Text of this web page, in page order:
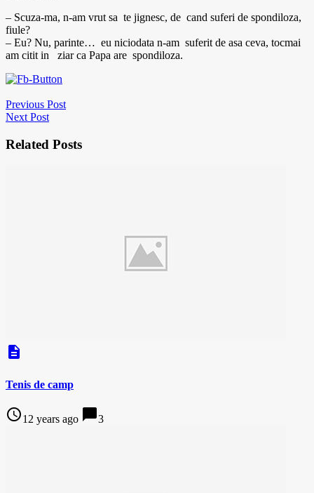
– Scuza-ma, n-am vrut sa te jignesc, de cand suferi de spondiloza,
fiule?
– Eu? Nu, parinte… eu niciodata n-am suferit de asa ceva, tocmai
am citit in ziar ca Papa are spondiloza.
Previous Post
Next Post
Related Posts
description
Tenis de camp
access_time12 years ago chat_bubble3